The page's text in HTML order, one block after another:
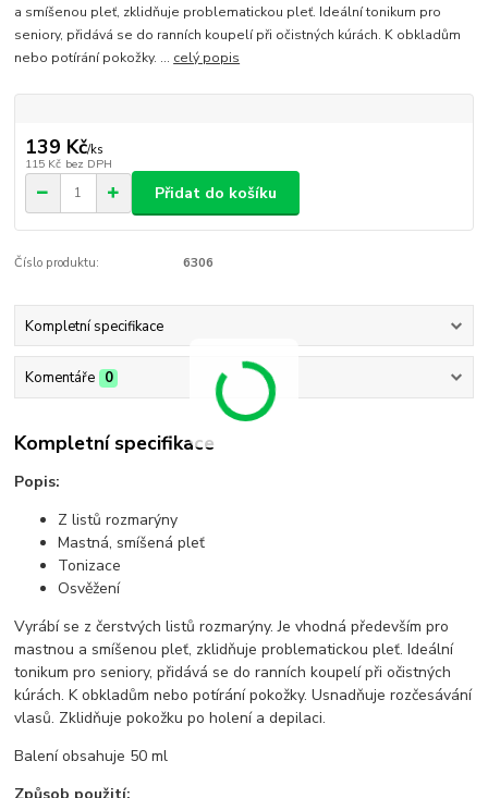
a smíšenou pleť, zklidňuje problematickou pleť. Ideální tonikum pro
seniory, přidává se do ranních koupelí při očistných kúrách. K obkladům
nebo potírání pokožky. ... celý popis
139 Kč/ks
115 Kč bez DPH
Přidat do košíku
Číslo produktu: 6306
Kompletní specifikace
Komentáře 0
Kompletní specifikace
Popis:
Z listů rozmarýny
Mastná, smíšená pleť
Tonizace
Osvěžení
Vyrábí se z čerstvých listů rozmarýny. Je vhodná především pro
mastnou a smíšenou pleť, zklidňuje problematickou pleť. Ideální
tonikum pro seniory, přidává se do ranních koupelí při očistných
kúrách. K obkladům nebo potírání pokožky. Usnadňuje rozčesávání
vlasů. Zklidňuje pokožku po holení a depilaci.
Balení obsahuje 50 ml